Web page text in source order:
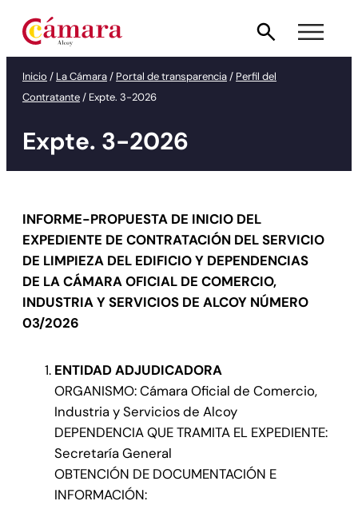
Saltar
contenido
Inicio / La Cámara/ Portal de transparencia/ Perfil del
Contratante/ Expte. 3-2026
Expte. 3-2026
INFORME-PROPUESTA DE INICIO DEL
EXPEDIENTE DE CONTRATACIÓN DEL SERVICIO
DE LIMPIEZA DEL EDIFICIO Y DEPENDENCIAS
DE LA CÁMARA OFICIAL DE COMERCIO,
INDUSTRIA Y SERVICIOS DE ALCOY NÚMERO
03/2026
ENTIDAD ADJUDICADORA
ORGANISMO: Cámara Oficial de Comercio,
Industria y Servicios de Alcoy
DEPENDENCIA QUE TRAMITA EL EXPEDIENTE:
Secretaría General
OBTENCIÓN DE DOCUMENTACIÓN E
INFORMACIÓN: